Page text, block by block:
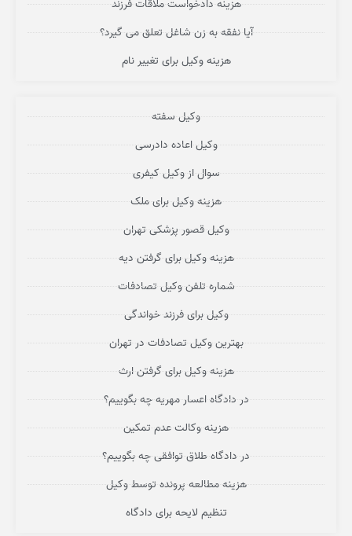
هزینه دادخواست ملاقات فرزند
آیا نفقه به زن شاغل تعلق می گیرد؟
هزینه وکیل برای تغییر نام
وکیل سفته
وکیل اعاده دادرسی
سوال از وکیل کیفری
هزینه وکیل برای ملک
وکیل قصور پزشکی تهران
هزینه وکیل برای گرفتن دیه
شماره تلفن وکیل تصادفات
وکیل برای فرزند خواندگی
بهترین وکیل تصادفات در تهران
هزینه وکیل برای گرفتن ارث
در دادگاه اعسار مهریه چه بگوییم؟
هزینه وکالت عدم تمکین
در دادگاه طلاق توافقی چه بگوییم؟
هزینه مطالعه پرونده توسط وکیل
تنظیم لایحه برای دادگاه